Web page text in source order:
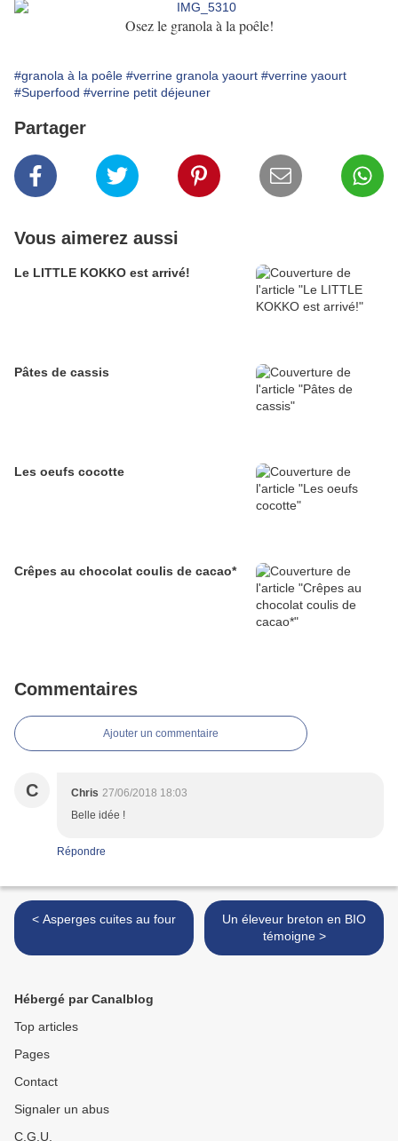
Osez le granola à la poêle!
#granola à la poêle #verrine granola yaourt #verrine yaourt
#Superfood #verrine petit déjeuner
Partager
Vous aimerez aussi
Le LITTLE KOKKO est arrivé!
Pâtes de cassis
Les oeufs cocotte
Crêpes au chocolat coulis de cacao*
Commentaires
Ajouter un commentaire
C Chris 27/06/2018 18:03
Belle idée !
Répondre
< Asperges cuites au four
Un éleveur breton en BIO
témoigne >
Hébergé par Canalblog
Top articles
Pages
Contact
Signaler un abus
C.G.U.